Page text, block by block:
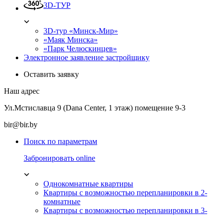
3D-ТУР
3D-тур «Минск-Мир»
«Маяк Минска»
«Парк Челюскинцев»
Электронное заявление застройщику
Оставить заявку
Наш адрес
Ул.Мстиславца 9 (Dana Center, 1 этаж) помещение 9-3
bir@bir.by
Поиск по параметрам
Забронировать online
Однокомнатные квартиры
Квартиры с возможностью перепланировки в 2-
комнатные
Квартиры с возможностью перепланировки в 3-